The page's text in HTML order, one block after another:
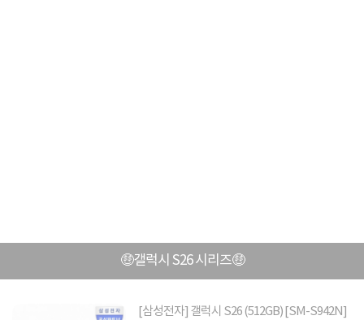
🤑갤럭시 S26 시리즈🤑
[삼성전자] 갤럭시 S26 (512GB) [SM-S942N]